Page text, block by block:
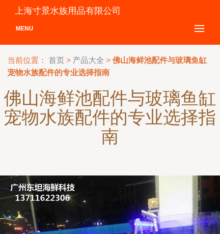
上海寸景水族用品有限公司
MENU
当前位置： 首页 > 产品大全 > 佛山海鲜池配件与玻璃鱼缸
宠物水族配件的专业选择指南
佛山海鲜池配件与玻璃鱼缸
宠物水族配件的专业选择指
南